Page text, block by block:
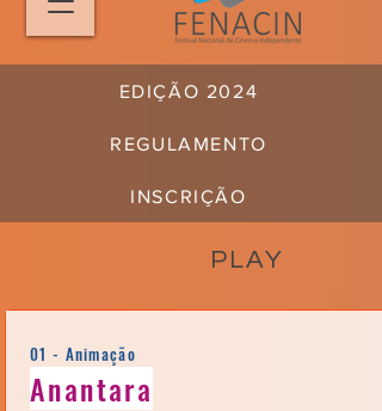
INSCRIÇÃO
PLAY
EDIÇÃO 2024
REGULAMENTO
01 - Animação
Anantara